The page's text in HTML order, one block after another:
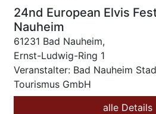
24nd European Elvis
Nauheim
61231 Bad Nauheim,
Ernst-Ludwig-Ring 1
Veranstalter: Bad Nauheim
Tourismus GmbH
alle Details